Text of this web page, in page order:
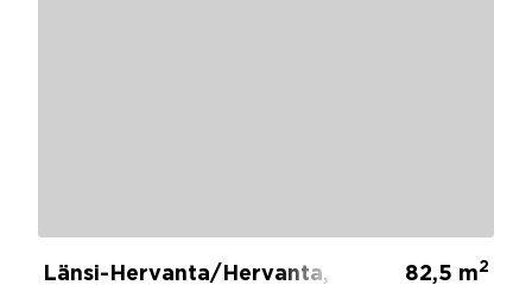
Länsi-Hervanta/Hervanta, Tampere82,5 m2